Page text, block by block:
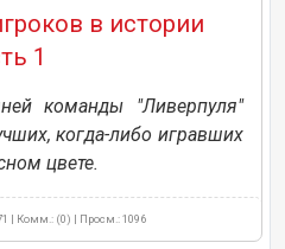
в истории
1
команды "Ливерпуля"
когда-либо игравших
цвете.
| Комм.: (0) | Просм.: 1096